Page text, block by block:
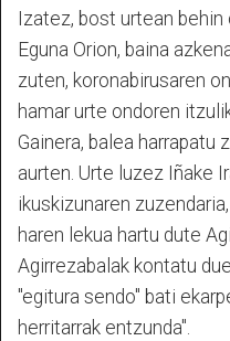
Izatez, bost urtean
Eguna Orion, baina
zuten, koronabirusaren
hamar urte ondoren
Gainera, balea harrapatu
aurten. Urte luzez Iñake
ikuskizunaren
haren lekua hartu dute
Agirrezabalak kontatu
"egitura sendo" bati
herritarrak entzunda".